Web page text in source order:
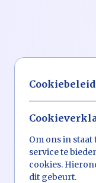
Cookiebeleid
Om ons in
service te
cookies.
dit gebeurt.